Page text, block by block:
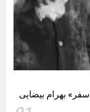
بهرام بیضایی